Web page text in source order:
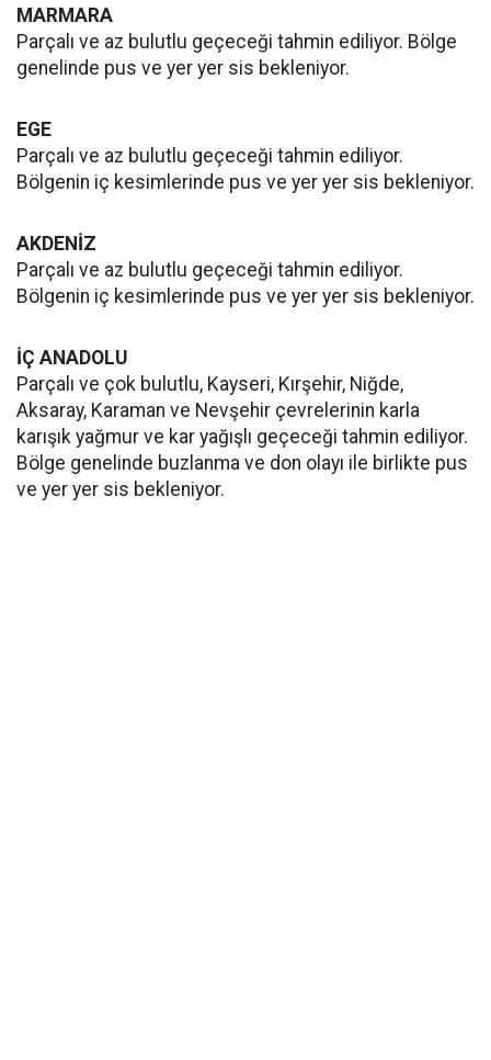
MARMARA
Parçalı ve az bulutlu geçeceği tahmin ediliyor. Bölge
genelinde pus ve yer yer sis bekleniyor.
EGE
Parçalı ve az bulutlu geçeceği tahmin ediliyor.
Bölgenin iç kesimlerinde pus ve yer yer sis bekleniyor.
AKDENİZ
Parçalı ve az bulutlu geçeceği tahmin ediliyor.
Bölgenin iç kesimlerinde pus ve yer yer sis bekleniyor.
İÇ ANADOLU
Parçalı ve çok bulutlu, Kayseri, Kırşehir, Niğde,
Aksaray, Karaman ve Nevşehir çevrelerinin karla
karışık yağmur ve kar yağışlı geçeceği tahmin ediliyor.
Bölge genelinde buzlanma ve don olayı ile birlikte pus
ve yer yer sis bekleniyor.